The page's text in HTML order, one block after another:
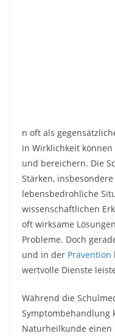
n oft als
in Wirklichkeit
und bereichern. Die
Stärken,
lebensbedrohliche
wissenschaftlichen
oft wirksame
Probleme. Doch
und in der Prävention
wertvolle Dienste
Während die
Symptombehandlung
Naturheilkunde